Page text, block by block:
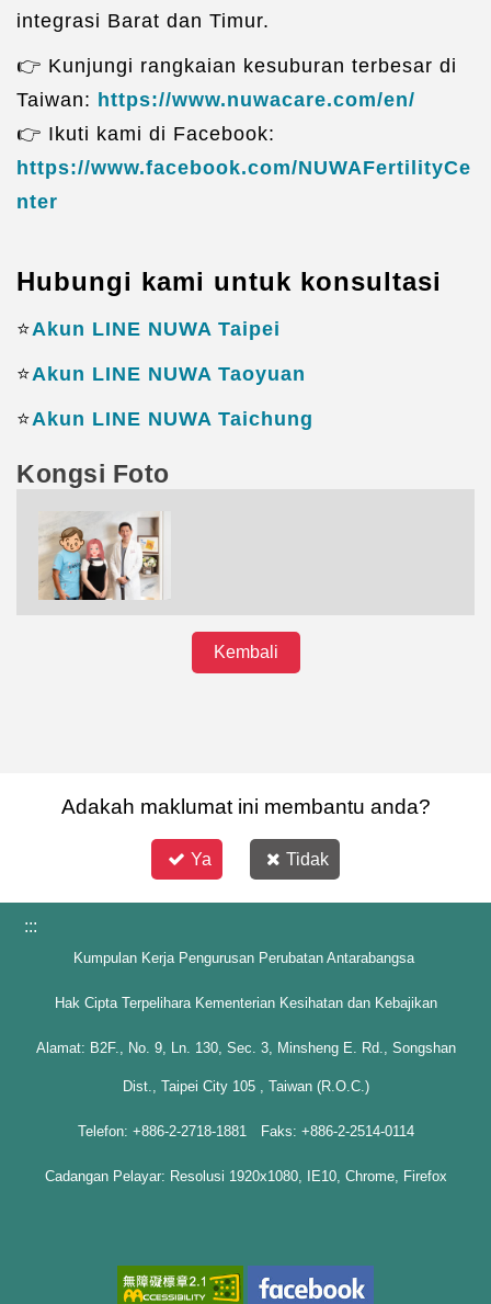
integrasi Barat dan Timur.
👉 Kunjungi rangkaian kesuburan terbesar di
Taiwan: https://www.nuwacare.com/en/
👉 Ikuti kami di Facebook:
https://www.facebook.com/NUWAFertilityCe
nter
Hubungi kami untuk konsultasi
⭐️Akun LINE NUWA Taipei
⭐️Akun LINE NUWA Taoyuan
⭐️Akun LINE NUWA Taichung
Kongsi Foto
Kembali
Adakah maklumat ini membantu anda?
Ya Tidak
:::
Kumpulan Kerja Pengurusan Perubatan Antarabangsa
Hak Cipta Terpelihara Kementerian Kesihatan dan Kebajikan
Alamat: B2F., No. 9, Ln. 130, Sec. 3, Minsheng E. Rd., Songshan
Dist., Taipei City 105 , Taiwan (R.O.C.)
Telefon: +886-2-2718-1881 Faks: +886-2-2514-0114
Cadangan Pelayar: Resolusi 1920x1080, IE10, Chrome, Firefox